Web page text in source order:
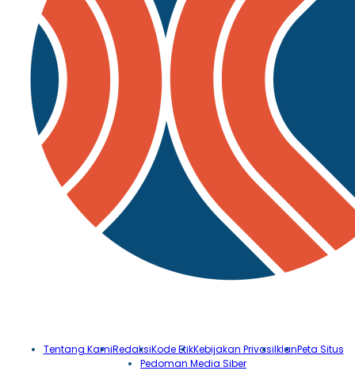
Tentang KamiRedaksiKode EtikKebijakan PrivasiIklanPeta Situs
Pedoman Media Siber